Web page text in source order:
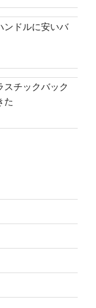
ンドルに安いバ
スチックバック
た